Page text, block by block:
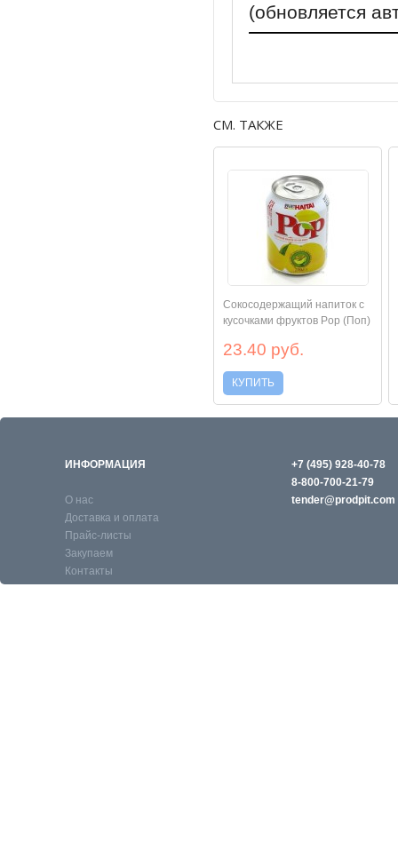
(обновляется
СМ. ТАКЖЕ
Сокосодержащий напиток с
кусочками фруктов Pop (Поп)
23.40 руб.
КУПИТЬ
ИНФОРМАЦИЯ
О нас
Доставка и оплата
Прайс-листы
Закупаем
Контакты
+7 (495) 928-40-78
8-800-700-21-79
tender@prodpit.com